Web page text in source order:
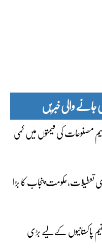
والی خبریں
مصنوعات کی قیمتوں میں کمی
تعطیلات،حکومت پنجاب کا بڑا
پاکستانیوں کے لیے بڑی